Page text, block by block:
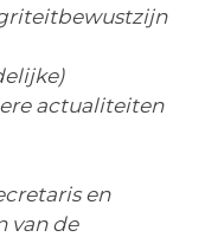
actualiteiten
en
van de